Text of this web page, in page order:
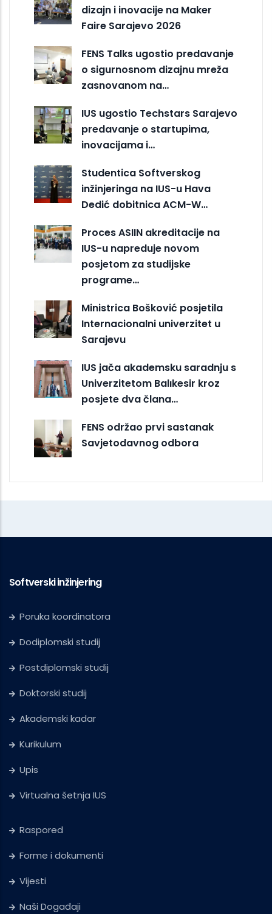
dizajn i inovacije na Maker
Faire Sarajevo 2026
FENS Talks ugostio predavanje
o sigurnosnom dizajnu mreža
zasnovanom na…
IUS ugostio Techstars Sarajevo
predavanje o startupima,
inovacijama i…
Studentica Softverskog
inžinjeringa na IUS-u Hava
Dedić dobitnica ACM-W…
Proces ASIIN akreditacije na
IUS-u napreduje novom
posjetom za studijske
programe…
Ministrica Bošković posjetila
Internacionalni univerzitet u
Sarajevu
IUS jača akademsku saradnju s
Univerzitetom Balıkesir kroz
posjete dva člana…
FENS održao prvi sastanak
Savjetodavnog odbora
Softverski inžinjering
Poruka koordinatora
Dodiplomski studij
Postdiplomski studij
Doktorski studij
Akademski kadar
Kurikulum
Upis
Virtualna šetnja IUS
Raspored
Forme i dokumenti
Vijesti
Naši Događaji